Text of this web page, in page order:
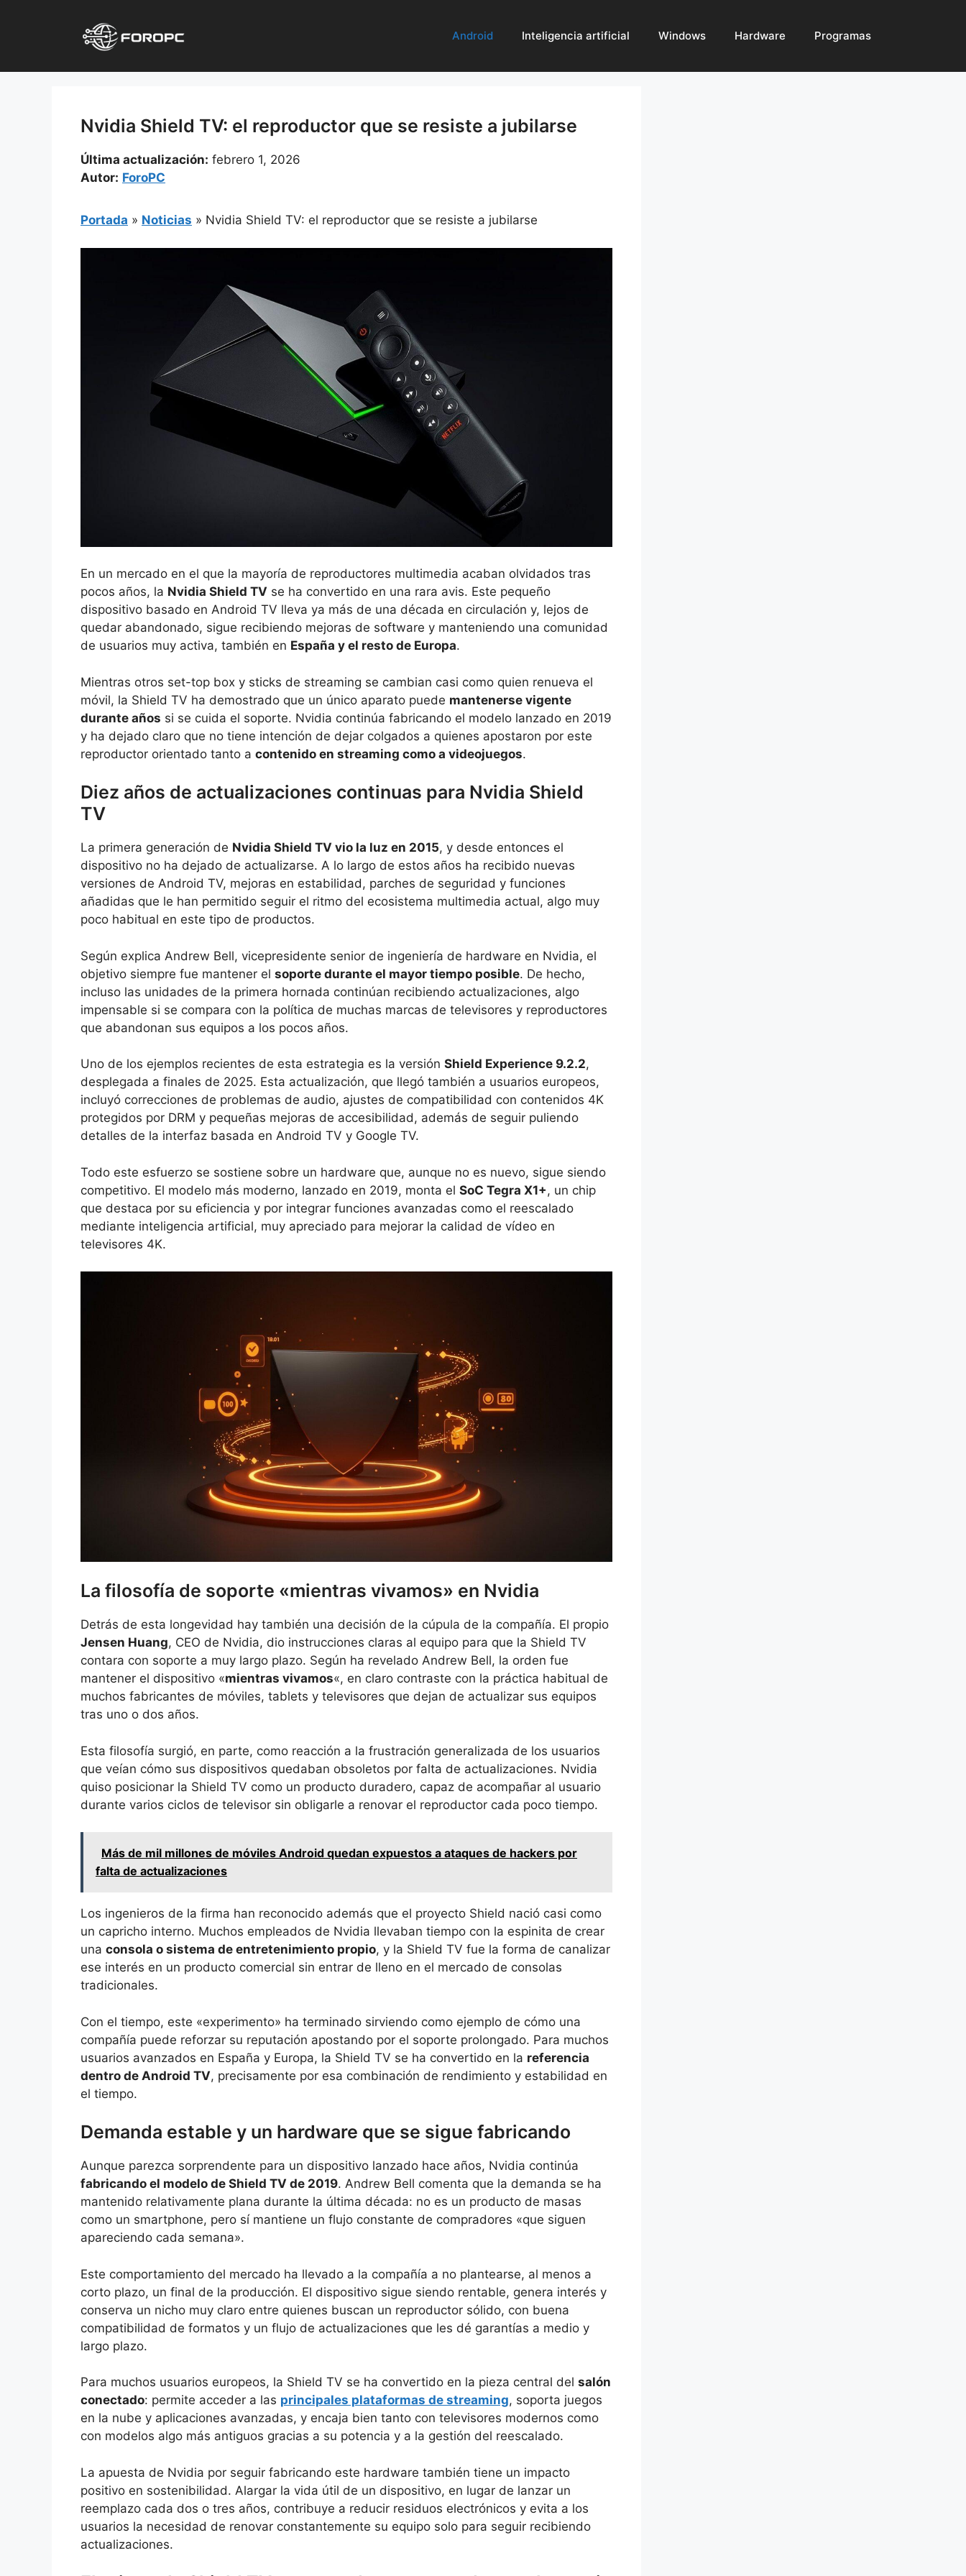
Android Inteligencia artificial Windows Hardware Programas
Nvidia Shield TV: el reproductor que se resiste a jubilarse
Última actualización: febrero 1, 2026
Autor: ForoPC
Portada » Noticias » Nvidia Shield TV: el reproductor que se resiste a jubilarse
En un mercado en el que la mayoría de reproductores multimedia acaban olvidados tras
pocos años, la Nvidia Shield TV se ha convertido en una rara avis. Este pequeño
dispositivo basado en Android TV lleva ya más de una década en circulación y, lejos de
quedar abandonado, sigue recibiendo mejoras de software y manteniendo una comunidad
de usuarios muy activa, también en España y el resto de Europa.
Mientras otros set-top box y sticks de streaming se cambian casi como quien renueva el
móvil, la Shield TV ha demostrado que un único aparato puede mantenerse vigente
durante años si se cuida el soporte. Nvidia continúa fabricando el modelo lanzado en 2019
y ha dejado claro que no tiene intención de dejar colgados a quienes apostaron por este
reproductor orientado tanto a contenido en streaming como a videojuegos.
Diez años de actualizaciones continuas para Nvidia Shield
TV
La primera generación de Nvidia Shield TV vio la luz en 2015, y desde entonces el
dispositivo no ha dejado de actualizarse. A lo largo de estos años ha recibido nuevas
versiones de Android TV, mejoras en estabilidad, parches de seguridad y funciones
añadidas que le han permitido seguir el ritmo del ecosistema multimedia actual, algo muy
poco habitual en este tipo de productos.
Según explica Andrew Bell, vicepresidente senior de ingeniería de hardware en Nvidia, el
objetivo siempre fue mantener el soporte durante el mayor tiempo posible. De hecho,
incluso las unidades de la primera hornada continúan recibiendo actualizaciones, algo
impensable si se compara con la política de muchas marcas de televisores y reproductores
que abandonan sus equipos a los pocos años.
Uno de los ejemplos recientes de esta estrategia es la versión Shield Experience 9.2.2,
desplegada a finales de 2025. Esta actualización, que llegó también a usuarios europeos,
incluyó correcciones de problemas de audio, ajustes de compatibilidad con contenidos 4K
protegidos por DRM y pequeñas mejoras de accesibilidad, además de seguir puliendo
detalles de la interfaz basada en Android TV y Google TV.
Todo este esfuerzo se sostiene sobre un hardware que, aunque no es nuevo, sigue siendo
competitivo. El modelo más moderno, lanzado en 2019, monta el SoC Tegra X1+, un chip
que destaca por su eficiencia y por integrar funciones avanzadas como el reescalado
mediante inteligencia artificial, muy apreciado para mejorar la calidad de vídeo en
televisores 4K.
La filosofía de soporte «mientras vivamos» en Nvidia
Detrás de esta longevidad hay también una decisión de la cúpula de la compañía. El propio
Jensen Huang, CEO de Nvidia, dio instrucciones claras al equipo para que la Shield TV
contara con soporte a muy largo plazo. Según ha revelado Andrew Bell, la orden fue
mantener el dispositivo «mientras vivamos«, en claro contraste con la práctica habitual de
muchos fabricantes de móviles, tablets y televisores que dejan de actualizar sus equipos
tras uno o dos años.
Esta filosofía surgió, en parte, como reacción a la frustración generalizada de los usuarios
que veían cómo sus dispositivos quedaban obsoletos por falta de actualizaciones. Nvidia
quiso posicionar la Shield TV como un producto duradero, capaz de acompañar al usuario
durante varios ciclos de televisor sin obligarle a renovar el reproductor cada poco tiempo.
Más de mil millones de móviles Android quedan expuestos a ataques de hackers por
falta de actualizaciones
Los ingenieros de la firma han reconocido además que el proyecto Shield nació casi como
un capricho interno. Muchos empleados de Nvidia llevaban tiempo con la espinita de crear
una consola o sistema de entretenimiento propio, y la Shield TV fue la forma de canalizar
ese interés en un producto comercial sin entrar de lleno en el mercado de consolas
tradicionales.
Con el tiempo, este «experimento» ha terminado sirviendo como ejemplo de cómo una
compañía puede reforzar su reputación apostando por el soporte prolongado. Para muchos
usuarios avanzados en España y Europa, la Shield TV se ha convertido en la referencia
dentro de Android TV, precisamente por esa combinación de rendimiento y estabilidad en
el tiempo.
Demanda estable y un hardware que se sigue fabricando
Aunque parezca sorprendente para un dispositivo lanzado hace años, Nvidia continúa
fabricando el modelo de Shield TV de 2019. Andrew Bell comenta que la demanda se ha
mantenido relativamente plana durante la última década: no es un producto de masas
como un smartphone, pero sí mantiene un flujo constante de compradores «que siguen
apareciendo cada semana».
Este comportamiento del mercado ha llevado a la compañía a no plantearse, al menos a
corto plazo, un final de la producción. El dispositivo sigue siendo rentable, genera interés y
conserva un nicho muy claro entre quienes buscan un reproductor sólido, con buena
compatibilidad de formatos y un flujo de actualizaciones que les dé garantías a medio y
largo plazo.
Para muchos usuarios europeos, la Shield TV se ha convertido en la pieza central del salón
conectado: permite acceder a las principales plataformas de streaming, soporta juegos
en la nube y aplicaciones avanzadas, y encaja bien tanto con televisores modernos como
con modelos algo más antiguos gracias a su potencia y a la gestión del reescalado.
La apuesta de Nvidia por seguir fabricando este hardware también tiene un impacto
positivo en sostenibilidad. Alargar la vida útil de un dispositivo, en lugar de lanzar un
reemplazo cada dos o tres años, contribuye a reducir residuos electrónicos y evita a los
usuarios la necesidad de renovar constantemente su equipo solo para seguir recibiendo
actualizaciones.